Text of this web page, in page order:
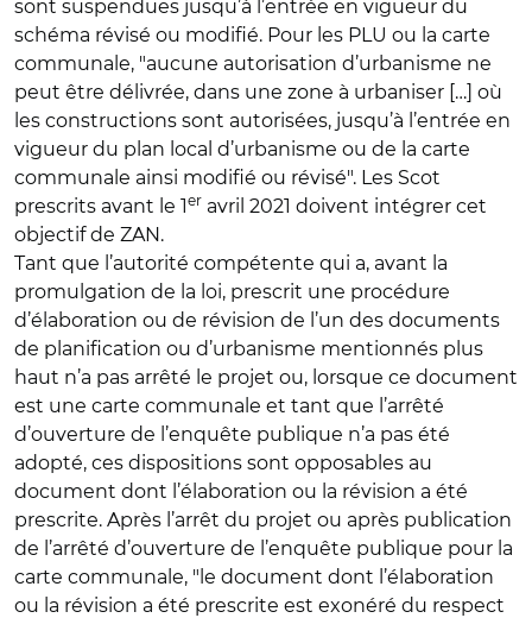
sont suspendues jusqu’à l’entrée en vigueur du
schéma révisé ou modifié. Pour les PLU ou la carte
communale, "aucune autorisation d’urbanisme ne
peut être délivrée, dans une zone à urbaniser […] où
les constructions sont autorisées, jusqu’à l’entrée en
vigueur du plan local d’urbanisme ou de la carte
communale ainsi modifié ou révisé". Les Scot
prescrits avant le 1er avril 2021 doivent intégrer cet
objectif de ZAN.
Tant que l’autorité compétente qui a, avant la
promulgation de la loi, prescrit une procédure
d’élaboration ou de révision de l’un des documents
de planification ou d’urbanisme mentionnés plus
haut n’a pas arrêté le projet ou, lorsque ce document
est une carte communale et tant que l’arrêté
d’ouverture de l’enquête publique n’a pas été
adopté, ces dispositions sont opposables au
document dont l’élaboration ou la révision a été
prescrite. Après l’arrêt du projet ou après publication
de l’arrêté d’ouverture de l’enquête publique pour la
carte communale, "le document dont l’élaboration
ou la révision a été prescrite est exonéré du respect